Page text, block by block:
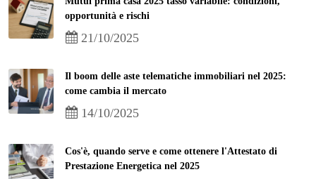
opportunità e rischi
21/10/2025
Il boom delle aste telematiche immobiliari nel 2025:
come cambia il mercato
14/10/2025
Cos'è, quando serve e come ottenere l'Attestato di
Prestazione Energetica nel 2025